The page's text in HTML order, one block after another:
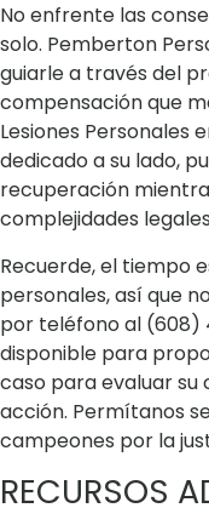
No enfrente las
solo. Pemberton
guiarle a través del
compensación que
Lesiones Personales
dedicado a su lado,
recuperación
complejidades
Recuerde, el tiempo
personales, así que
por teléfono al (608)
disponible para
caso para evaluar su
acción. Permítanos
campeones por la
RECURSOS